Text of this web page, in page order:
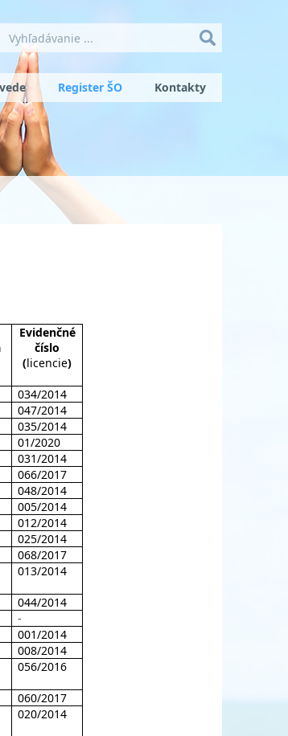
Register ŠO Kontakty
Evidenčné
číslo
(licencie)
034/2014
047/2014
035/2014
01/2020
031/2014
066/2017
048/2014
005/2014
012/2014
025/2014
068/2017
013/2014
044/2014
-
001/2014
008/2014
056/2016
060/2017
020/2014